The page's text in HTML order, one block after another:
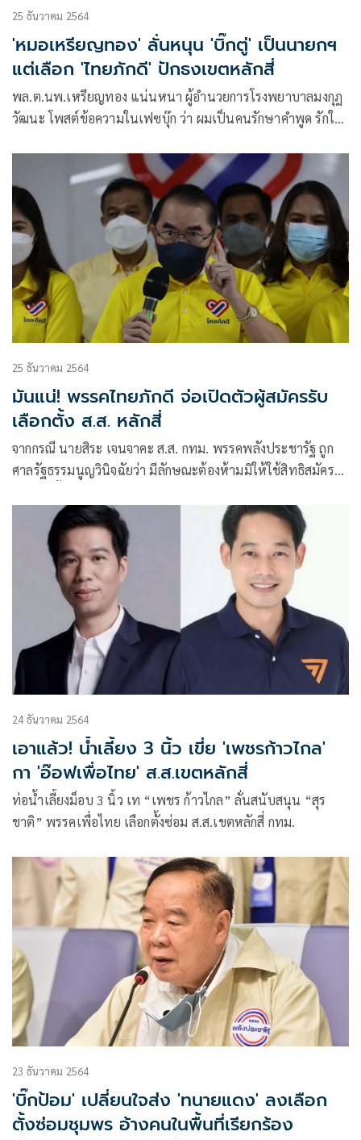
25 ธันวาคม 2564
'หมอเหรียญทอง' ลั่นหนุน 'บิ๊กตู่' เป็นนายกฯ
แต่เลือก 'ไทยภักดี' ปักธงเขตหลักสี่
พล.ต.นพ.เหรียญทอง แน่นหนา ผู้อำนวยการโรงพยาบาลมงกุฎ
วัฒนะ โพสต์ข้อความในเฟซบุ๊ก ว่า ผมเป็นคนรักษาคำพูด รักใคร
นายกรัฐมนตรีเสมอ
25 ธันวาคม 2564
มันแน่! พรรคไทยภักดี จ่อเปิดตัวผู้สมัครรับ
เลือกตั้ง ส.ส. หลักสี่
จากกรณี นายสิระ เจนจาคะ ส.ส. กทม. พรรคพลังประชารัฐ ถูก
ศาลรัฐธรรมนูญวินิจฉัยว่า มีลักษณะต้องห้ามมิให้ใช้สิทธิสมัคร
ภาพ ส.ส.สิ้นสุดลง ส่งผลให้ ส.ส. เขตหลักสี่ กรุงเทพฯ ว่างลง
กรรมการการเลือกตั้ง(กกต.) ต้องจัดให้มีการเลือกตั้งใหม่
24 ธันวาคม 2564
เอาแล้ว! น้ำเลี้ยง 3 นิ้ว เขี่ย 'เพชรก้าวไกล'
กา 'อ๊อฟเพื่อไทย' ส.ส.เขตหลักสี่
ท่อน้ำเลี้ยงม็อบ 3 นิ้ว เท “เพชร ก้าวไกล” ลั่นสนับสนุน “สุร
ชาติ” พรรคเพื่อไทย เลือกตั้งซ่อม ส.ส.เขตหลักสี่ กทม.
23 ธันวาคม 2564
'บิ๊กป้อม' เปลี่ยนใจส่ง 'ทนายแดง' ลงเลือก
ตั้งซ่อมชุมพร อ้างคนในพื้นที่เรียกร้อง